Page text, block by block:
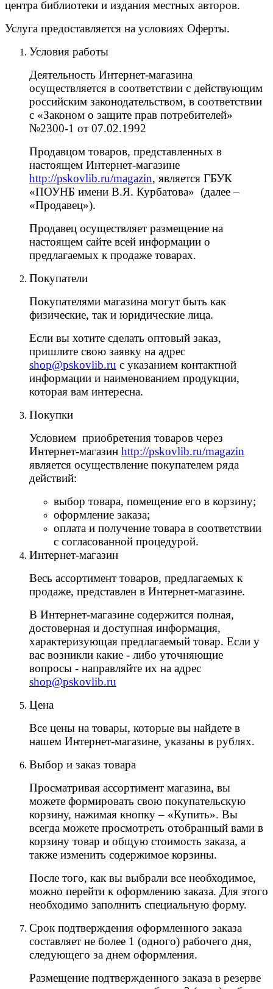
центра библиотеки и издания местных авторов.
Услуга предоставляется на условиях Оферты.
Условия работы
Деятельность Интернет-магазина
осуществляется в соответствии с действующим
российским законодательством, в соответствии
с «Законом о защите прав потребителей»
№2300-1 от 07.02.1992
Продавцом товаров, представленных в
настоящем Интернет-магазине
http://pskovlib.ru/magazin, является ГБУК
«ПОУНБ имени В.Я. Курбатова» (далее –
«Продавец»).
Продавец осуществляет размещение на
настоящем сайте всей информации о
предлагаемых к продаже товарах.
Покупатели
Покупателями магазина могут быть как
физические, так и юридические лица.
Если вы хотите сделать оптовый заказ,
пришлите свою заявку на адрес
shop@pskovlib.ru с указанием контактной
информации и наименованием продукции,
которая вам интересна.
Покупки
Условием приобретения товаров через
Интернет-магазин http://pskovlib.ru/magazin
является осуществление покупателем ряда
действий:
выбор товара, помещение его в корзину;
оформление заказа;
оплата и получение товара в соответствии
с согласованной процедурой.
Интернет-магазин
Весь ассортимент товаров, предлагаемых к
продаже, представлен в Интернет-магазине.
В Интернет-магазине содержится полная,
достоверная и доступная информация,
характеризующая предлагаемый товар. Если у
вас возникли какие - либо уточняющие
вопросы - направляйте их на адрес
shop@pskovlib.ru
Цена
Все цены на товары, которые вы найдете в
нашем Интернет-магазине, указаны в рублях.
Выбор и заказ товара
Просматривая ассортимент магазина, вы
можете формировать свою покупательскую
корзину, нажимая кнопку – «Купить». Вы
всегда можете просмотреть отобранный вами в
корзину товар и общую стоимость заказа, а
также изменить содержимое корзины.
После того, как вы выбрали все необходимое,
можно перейти к оформлению заказа. Для этого
необходимо заполнить специальную форму.
Срок подтверждения оформленного заказа
составляет не более 1 (одного) рабочего дня,
следующего за днем оформления.
Размещение подтвержденного заказа в резерве